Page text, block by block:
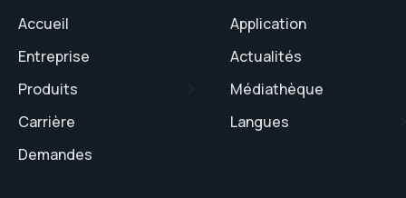
Accueil
Entreprise
Produits
Carrière
Demandes
Application
Actualités
Médiathèque
Langues